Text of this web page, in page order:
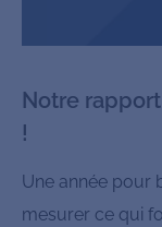
Notre
!
Une année pour
mesurer ce qui